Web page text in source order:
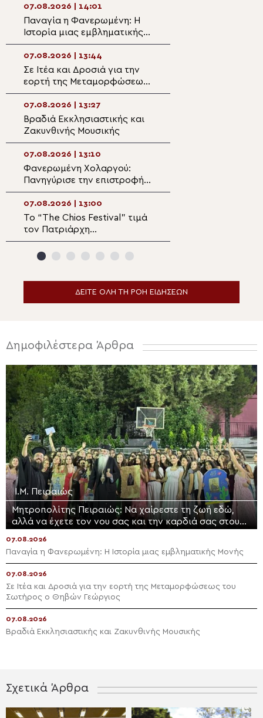
καρδιά σας στους ουρανούς
07.08.2026 | 14:01
Παναγία η Φανερωμένη: Η
Ιστορία μιας εμβληματικής
Μονής
07.08.2026 | 13:44
Σε Ιτέα και Δροσιά για την
εορτή της Μεταμορφώσεως
του Σωτήρος ο Θηβών
Γεώργιος
07.08.2026 | 13:27
Βραδιά Εκκλησιαστικής και
Ζακυνθινής Μουσικής
07.08.2026 | 13:10
Φανερωμένη Χολαργού:
Πανηγύρισε την επιστροφή
της παλαιάς ιεράς
Λειψανοθήκης – Πάνδημη
υποδοχή παρουσία του
Επισκόπου Χριστουπόλεως
07.08.2026 | 13:00
Το “The Chios Festival” τιμά
τον Πατριάρχη
Αλεξανδρείας Θεόδωρο Β΄
ΔΕΙΤΕ ΟΛΗ ΤΗ ΡΟΗ ΕΙΔΗΣΕΩΝ
Δημοφιλέστερα Άρθρα
Ι.Μ. Πειραιώς
Μητροπολίτης Πειραιώς: Να χαίρεστε τη ζωή εδώ,
αλλά να έχετε τον νου σας και την καρδιά σας στους
07.08.2026
Παναγία η Φανερωμένη: Η Ιστορία μιας εμβληματικής Μονής
07.08.2026
Σε Ιτέα και Δροσιά για την εορτή της Μεταμορφώσεως του
Σωτήρος ο Θηβών Γεώργιος
07.08.2026
Βραδιά Εκκλησιαστικής και Ζακυνθινής Μουσικής
Σχετικά Άρθρα